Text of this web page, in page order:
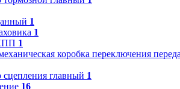
1
1
1
коробка переключения
главный 1
16